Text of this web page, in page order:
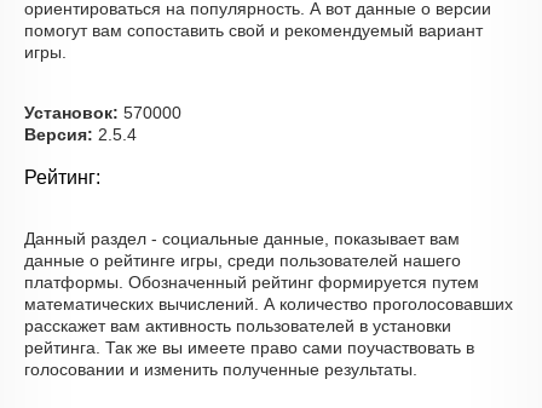
ориентироваться на популярность. А вот данные о версии
помогут вам сопоставить свой и рекомендуемый вариант
игры.
Установок: 570000
Версия: 2.5.4
Рейтинг:
Данный раздел - социальные данные, показывает вам
данные о рейтинге игры, среди пользователей нашего
платформы. Обозначенный рейтинг формируется путем
математических вычислений. А количество проголосовавших
расскажет вам активность пользователей в установки
рейтинга. Так же вы имеете право сами поучаствовать в
голосовании и изменить полученные результаты.